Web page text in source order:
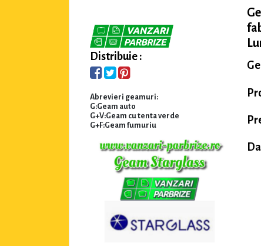
Distribuie :
Abrevieri geamuri:
G:Geam auto
G+V:Geam cu tenta verde
G+F:Geam fumuriu